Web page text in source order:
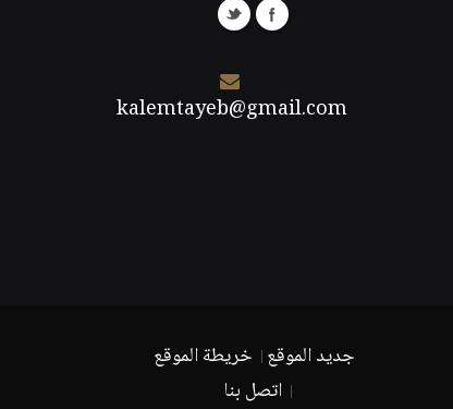
kalemtayeb@gmail.com
جديد الموقع خريطة الموقع
اتصل بنا